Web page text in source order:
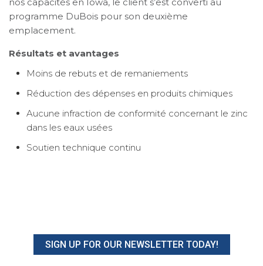
programme DuBois pour son deuxième
emplacement.
Résultats et avantages
Moins de rebuts et de remaniements
Réduction des dépenses en produits chimiques
Aucune infraction de conformité concernant le zinc
dans les eaux usées
Soutien technique continu
SIGN UP FOR OUR NEWSLETTER TODAY!